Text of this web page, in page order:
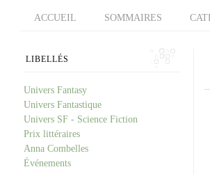
ACCUEIL SOMMAIRES
LIBELLÉS
Univers Fantasy
Univers Fantastique
Univers SF - Science Fiction
Prix littéraires
Anna Combelles
Événements